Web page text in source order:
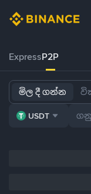
ExpressP2P
මිල දී ගන්න
USDT